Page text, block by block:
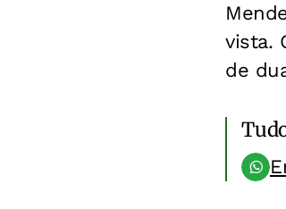
vista.
de